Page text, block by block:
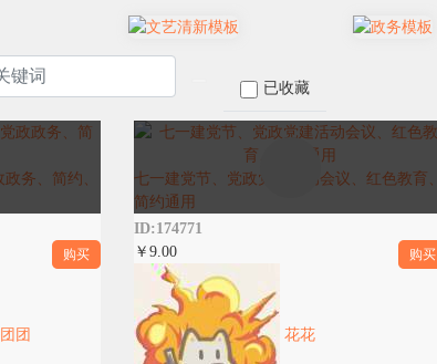
已收藏
务、简约、
购买
团
七一建党节、党政党建活动会议、红色教育、
简约通用
ID:174771
￥9.00
购买
花花